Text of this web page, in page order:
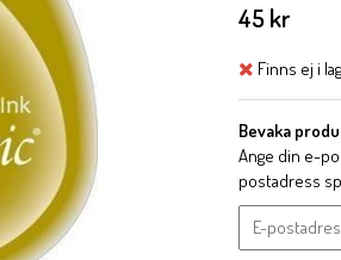
45 kr
Finns ej i
Bevaka
Ange din e-
postadress